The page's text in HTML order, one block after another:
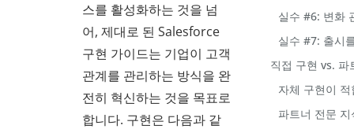
스를 활성화하는 것을 넘
어, 제대로 된 Salesforce
구현 가이드는 기업이 고객
관계를 관리하는 방식을 완
전히 혁신하는 것을 목표로
합니다. 구현은 다음과 같
실수 #6: 변화
실수 #7: 출시
직접 구현 vs. 파
자체 구현이
파트너 전문